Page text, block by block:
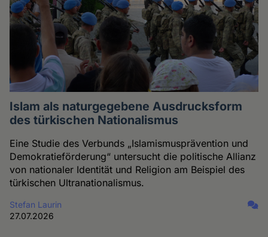
Islam als naturgegebene Ausdrucksform
des türkischen Nationalismus
Eine Studie des Verbunds „Islamismusprävention und
Demokratieförderung“ untersucht die politische Allianz
von nationaler Identität und Religion am Beispiel des
türkischen Ultranationalismus.
Stefan Laurin
27.07.2026